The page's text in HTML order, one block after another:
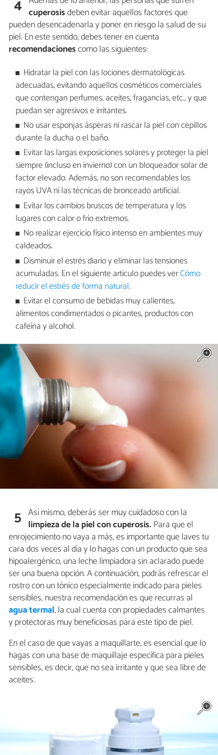
4 cuperosisdeben evitar aquellos factores que
pueden desencadenarla y poner en riesgo la salud de su
piel. En este sentido, debes tener en cuenta
recomendacionescomo las siguientes:
Hidratar la piel con las lociones dermatológicas
adecuadas, evitando aquellos cosméticos comerciales
que contengan perfumes, aceites, fragancias, etc., y que
puedan ser agresivos e irritantes.
No usar esponjas ásperas ni rascar la piel con cepillos
durante la ducha o el baño.
Evitar las largas exposiciones solares y proteger la piel
siempre (incluso en invierno) con un bloqueador solar de
factor elevado. Además, no son recomendables los
rayos UVA ni las técnicas de bronceado artificial.
Evitar los cambios bruscos de temperatura y los
lugares con calor o frío extremos.
No realizar ejercicio físico intenso en ambientes muy
caldeados.
Disminuir el estrés diario y eliminar las tensiones
acumuladas. En el siguiente artículo puedes verCómo
reducir el estrés de forma natural.
Evitar el consumo de bebidas muy calientes,
alimentos condimentados o picantes, productos con
cafeína y alcohol.
5 Así mismo, deberás ser muy cuidadoso con la
limpieza de la piel con cuperosis.Para que el
enrojecimiento no vaya a más, es importante que laves tu
cara dos veces al día y lo hagas con un producto que sea
hipoalergénico, una leche limpiadora sin aclarado puede
ser una buena opción. A continuación, podrás refrescar el
rostro con un tónico especialmente indicado para pieles
sensibles, nuestra recomendación es que recurras al
agua termal, la cual cuenta con propiedades calmantes
y protectoras muy beneficiosas para este tipo de piel.
En el caso de que vayas a maquillarte, es esencial que lo
hagas con una base de maquillaje específica para pieles
sensibles, es decir, que no sea irritante y que sea libre de
aceites.